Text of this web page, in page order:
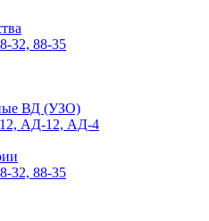
32, 88-35
ВД (УЗО)
АД-12, АД-4
32, 88-35